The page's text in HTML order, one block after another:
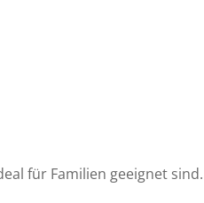
für Familien geeignet sind.